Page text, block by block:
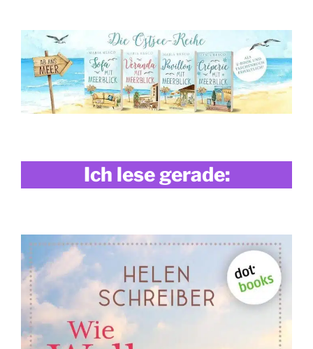
Ich lese gerade: